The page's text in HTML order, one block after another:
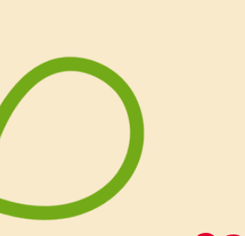
Se invece volete preparare i cannoli
classici ecco qui laricetta